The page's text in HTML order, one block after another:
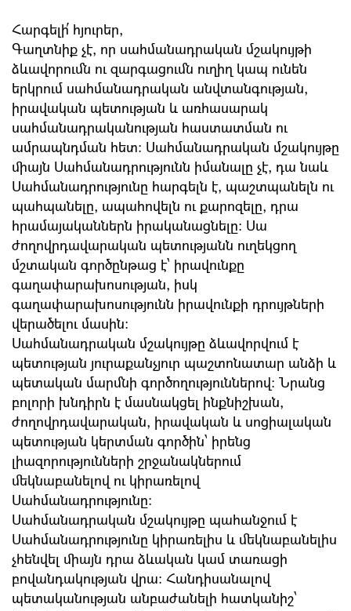
Հարգելի՛ հյուրեր,
Գաղտնիք չէ, որ սահմանադրական մշակույթի
ձևավորումն ու զարգացումն ուղիղ կապ ունեն
երկրում սահմանադրական անվտանգության,
իրավական պետության և առհասարակ
սահմանադրականության հաստատման ու
ամրապնդման հետ: Սահմանադրական մշակույթը
միայն Սահմանադրությունն իմանալը չէ, դա նաև
Սահմանադրությունը հարգելն է, պաշտպանելն ու
պահպանելը, ապահովելն ու քարոզելը, դրա
հրամայականներն իրականացնելը: Սա
ժողովրդավարական պետությանն ուղեկցող
մշտական գործընթաց է՝ իրավունքը
գաղափարախոսության, իսկ
գաղափարախոսությունն իրավունքի դրույթների
վերածելու մասին:
Սահմանադրական մշակույթը ձևավորվում է
պետության յուրաքանչյուր պաշտոնատար անձի և
պետական մարմնի գործողություններով: Նրանց
բոլորի խնդիրն է մասնակցել ինքնիշխան,
ժողովրդավարական, իրավական և սոցիալական
պետության կերտման գործին՝ իրենց
լիազորությունների շրջանակներում
մեկնաբանելով ու կիրառելով
Սահմանադրությունը:
Սահմանադրական մշակույթը պահանջում է
Սահմանադրությունը կիրառելիս և մեկնաբանելիս
չհենվել միայն դրա ձևական կամ տառացի
բովանդակության վրա: Հանդիսանալով
պետականության անբաժանելի հատկանիշ՝